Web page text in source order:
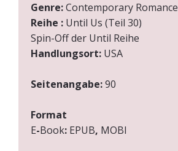
Genre:Contemporary Romance
Reihe : Until Us (Teil 30)
Spin-Off der Until Reihe
Handlungsort: USA
Seitenangabe:90
Format
E-Book: EPUB, MOBI